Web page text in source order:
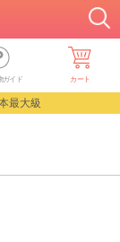
ガイド カート
最大級